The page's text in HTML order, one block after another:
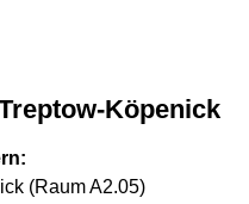
Köpenick
(Raum A2.05)